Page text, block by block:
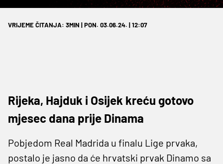
VRIJEME ČITANJA: 3MIN | PON. 03.06.24. | 12:07
Rijeka, Hajduk i Osijek kreću gotovo
mjesec dana prije Dinama
Pobjedom Real Madrida u finalu Lige prvaka,
postalo je jasno da će hrvatski prvak Dinamo sa